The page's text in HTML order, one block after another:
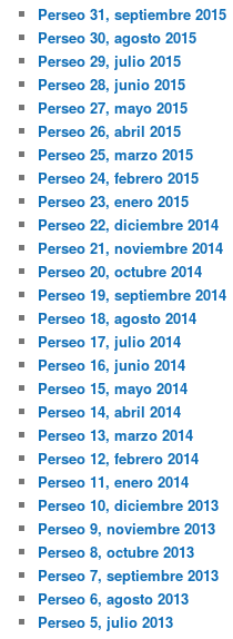
Perseo 31, septiembre 2015
Perseo 30, agosto 2015
Perseo 29, julio 2015
Perseo 28, junio 2015
Perseo 27, mayo 2015
Perseo 26, abril 2015
Perseo 25, marzo 2015
Perseo 24, febrero 2015
Perseo 23, enero 2015
Perseo 22, diciembre 2014
Perseo 21, noviembre 2014
Perseo 20, octubre 2014
Perseo 19, septiembre 2014
Perseo 18, agosto 2014
Perseo 17, julio 2014
Perseo 16, junio 2014
Perseo 15, mayo 2014
Perseo 14, abril 2014
Perseo 13, marzo 2014
Perseo 12, febrero 2014
Perseo 11, enero 2014
Perseo 10, diciembre 2013
Perseo 9, noviembre 2013
Perseo 8, octubre 2013
Perseo 7, septiembre 2013
Perseo 6, agosto 2013
Perseo 5, julio 2013